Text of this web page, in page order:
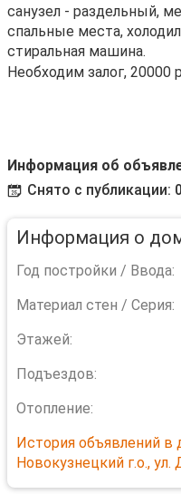
санузел - раздельный,
спальные места,
стиральная машина.
Необходим залог, 20000
Информация об
Снято с публикации:
Информация о
Год постройки / Ввода:
Материал стен / Серия:
Этажей:
Подъездов:
Отопление:
История объявлений в
Новокузнецкий г.о., ул.